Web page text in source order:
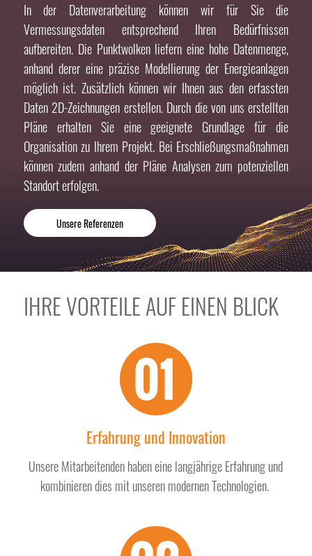
In der Datenverarbeitung können wir für Sie die
Vermessungsdaten entsprechend Ihren Bedürfnissen
aufbereiten. Die Punktwolken liefern eine hohe Datenmenge,
anhand derer eine präzise Modellierung der Energieanlagen
möglich ist. Zusätzlich können wir Ihnen aus den erfassten
Daten 2D-Zeichnungen erstellen. Durch die von uns erstellten
Pläne erhalten Sie eine geeignete Grundlage für die
Organisation zu Ihrem Projekt. Bei Erschließungsmaßnahmen
können zudem anhand der Pläne Analysen zum potenziellen
Standort erfolgen.
Unsere Referenzen
IHRE VORTEILE AUF EINEN BLICK
Erfahrung und Innovation
Unsere Mitarbeitenden haben eine langjährige Erfahrung und
kombinieren dies mit unseren modernen Technologien.